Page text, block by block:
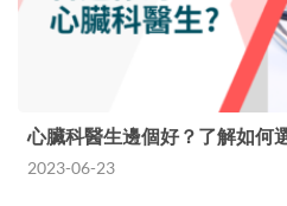
心臟科醫生邊個好？了解如何
2023-06-23